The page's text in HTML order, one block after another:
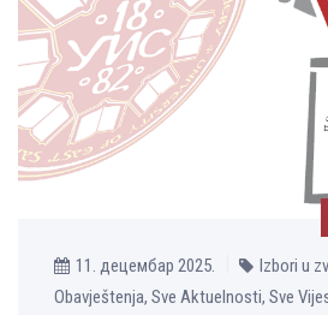
11. децембар 2025.
Izbori u
Obavještenja, Sve Aktuelnosti, Sve